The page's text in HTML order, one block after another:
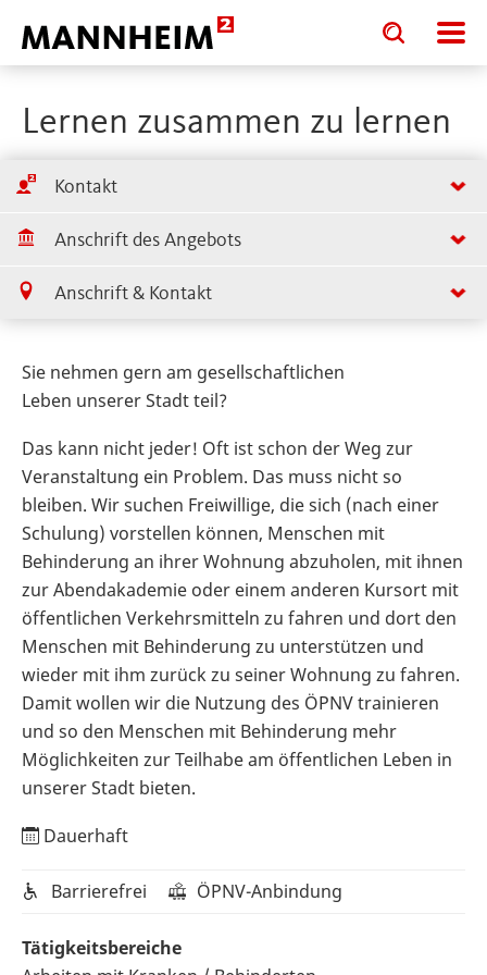
Toggle
search
input
Toggle
search
input
Lernen zusammen zu lernen
Kontakt
Anschrift des Angebots
Anschrift & Kontakt
Sie nehmen gern am gesellschaftlichen
Leben unserer Stadt teil?
Das kann nicht jeder! Oft ist schon der Weg zur
Veranstaltung ein Problem. Das muss nicht so
bleiben. Wir suchen Freiwillige, die sich (nach einer
Schulung) vorstellen können, Menschen mit
Behinderung an ihrer Wohnung abzuholen, mit ihnen
zur Abendakademie oder einem anderen Kursort mit
öffentlichen Verkehrsmitteln zu fahren und dort den
Menschen mit Behinderung zu unterstützen und
wieder mit ihm zurück zu seiner Wohnung zu fahren.
Damit wollen wir die Nutzung des ÖPNV trainieren
und so den Menschen mit Behinderung mehr
Möglichkeiten zur Teilhabe am öffentlichen Leben in
unserer Stadt bieten.
Dauerhaft
Barrierefrei ÖPNV-Anbindung
Tätigkeitsbereiche